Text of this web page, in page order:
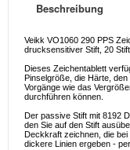
Beschreibung
Veikk VO1060 290 PPS
drucksensitiver Stift, 20
Dieses Zeichentablett
Pinselgröße, die Härte,
Vorgänge wie das
durchführen können.
Der passive Stift mit 8192
den Sie auf den Stift
Deckkraft zeichnen, die
dickere Linien ergeben -